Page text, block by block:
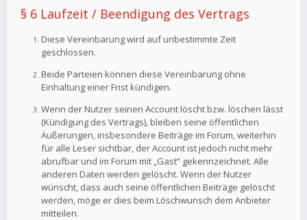
§ 6 Laufzeit / Beendigung des Vertrags
Diese Vereinbarung wird auf unbestimmte Zeit
geschlossen.
Beide Parteien können diese Vereinbarung ohne
Einhaltung einer Frist kündigen.
Wenn der Nutzer seinen Account löscht bzw. löschen lässt
(Kündigung des Vertrags), bleiben seine öffentlichen
Äußerungen, insbesondere Beiträge im Forum, weiterhin
für alle Leser sichtbar, der Account ist jedoch nicht mehr
abrufbar und im Forum mit „Gast“ gekennzeichnet. Alle
anderen Daten werden gelöscht. Wenn der Nutzer
wünscht, dass auch seine öffentlichen Beiträge gelöscht
werden, möge er dies beim Löschwunsch dem Anbieter
mitteilen.